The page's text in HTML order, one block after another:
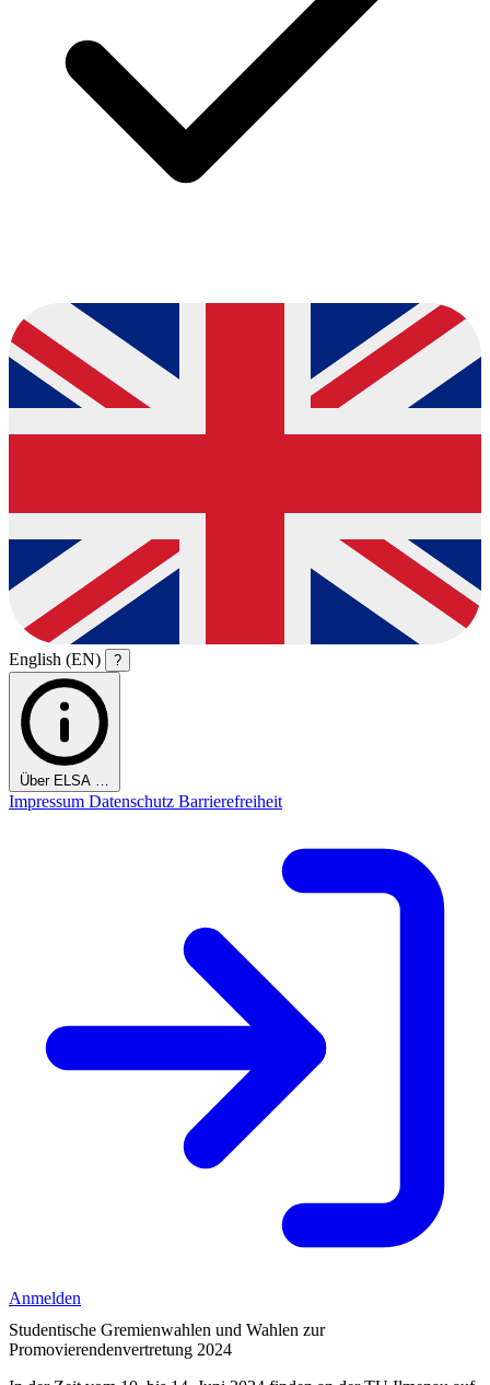
English (EN) ?
Über ELSA …
Impressum Datenschutz Barrierefreiheit
Anmelden
Studentische Gremienwahlen und Wahlen zur
Promovierendenvertretung 2024